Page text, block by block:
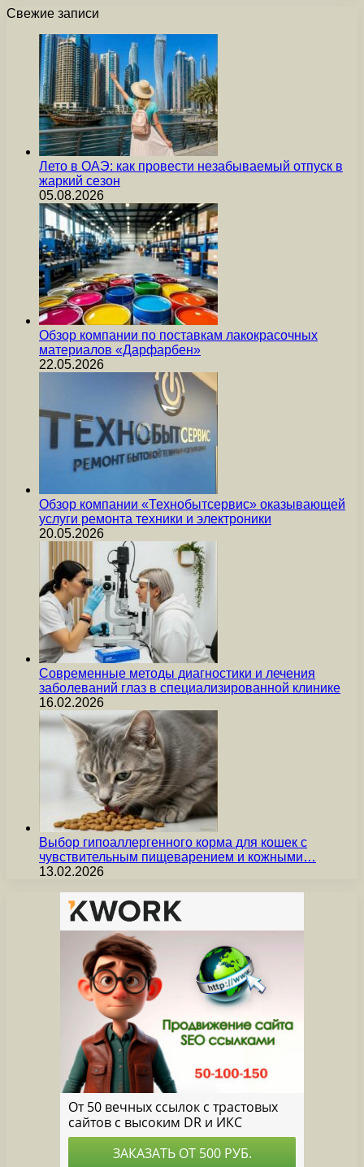
Свежие записи
Лето в ОАЭ: как провести незабываемый отпуск в
жаркий сезон
05.08.2026
Обзор компании по поставкам лакокрасочных
материалов «Дарфарбен»
22.05.2026
Обзор компании «Технобытсервис» оказывающей
услуги ремонта техники и электроники
20.05.2026
Современные методы диагностики и лечения
заболеваний глаз в специализированной клинике
16.02.2026
Выбор гипоаллергенного корма для кошек с
чувствительным пищеварением и кожными…
13.02.2026